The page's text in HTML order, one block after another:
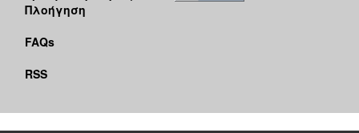
Πλοήγηση
FAQs
RSS